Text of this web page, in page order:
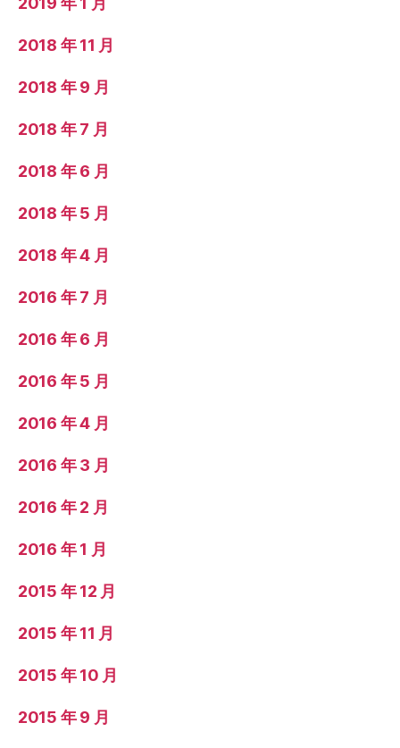
2018 年 11 月
2018 年 9 月
2018 年 7 月
2018 年 6 月
2018 年 5 月
2018 年 4 月
2016 年 7 月
2016 年 6 月
2016 年 5 月
2016 年 4 月
2016 年 3 月
2016 年 2 月
2016 年 1 月
2015 年 12 月
2015 年 11 月
2015 年 10 月
2015 年 9 月